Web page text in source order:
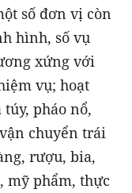
số đơn vị còn
hình, số vụ
xứng với
vụ; hoạt
pháo nổ,
chuyển trái
rượu, bia,
mỹ phẩm, thực